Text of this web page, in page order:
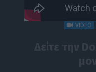
VIDEO
Δείτε την